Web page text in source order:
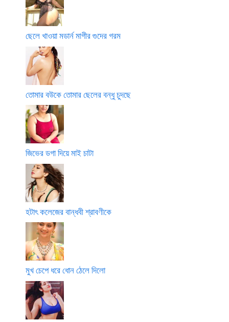
ছেলে খাওয়া মডার্ন মাগীর গুদের গরম
তোমার বউকে তোমার ছেলের বন্ধু চুদছে
জিভের ডগা দিয়ে মাই চাটা
হটাৎ কলেজের বান্ধবী শ্রাবণীকে
মুখ চেপে ধরে ধোন ঠেলে দিলো